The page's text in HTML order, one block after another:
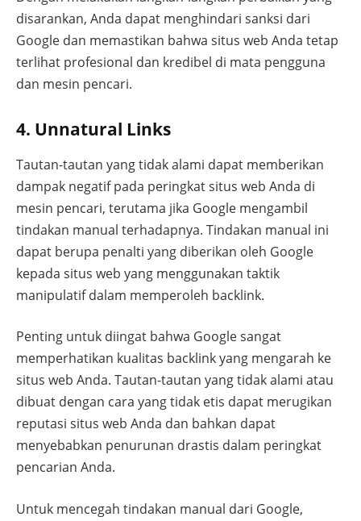
disarankan, Anda dapat menghindari sanksi dari
Google dan memastikan bahwa situs web Anda tetap
terlihat profesional dan kredibel di mata pengguna
dan mesin pencari.
4. Unnatural Links
Tautan-tautan yang tidak alami dapat memberikan
dampak negatif pada peringkat situs web Anda di
mesin pencari, terutama jika Google mengambil
tindakan manual terhadapnya. Tindakan manual ini
dapat berupa penalti yang diberikan oleh Google
kepada situs web yang menggunakan taktik
manipulatif dalam memperoleh backlink.
Penting untuk diingat bahwa Google sangat
memperhatikan kualitas backlink yang mengarah ke
situs web Anda. Tautan-tautan yang tidak alami atau
dibuat dengan cara yang tidak etis dapat merugikan
reputasi situs web Anda dan bahkan dapat
menyebabkan penurunan drastis dalam peringkat
pencarian Anda.
Untuk mencegah tindakan manual dari Google,